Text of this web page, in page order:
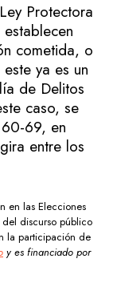
Protectora
cometida, o
ya es un
de Delitos
caso, se
69, en
entre los
en las Elecciones
discurso público
la participación de
y es financiado por